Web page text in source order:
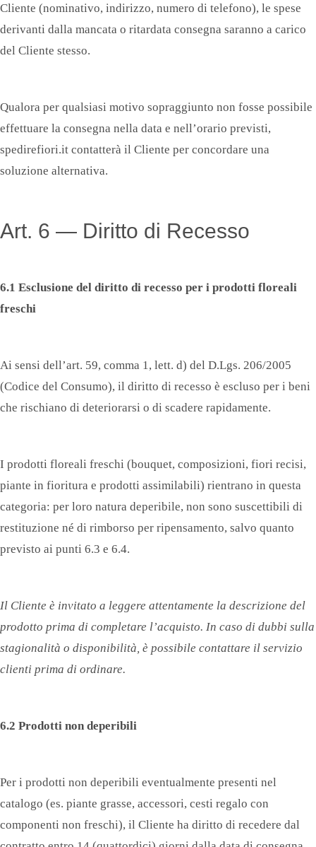
Cliente (nominativo, indirizzo, numero di telefono), le spese
derivanti dalla mancata o ritardata consegna saranno a carico
del Cliente stesso.
Qualora per qualsiasi motivo sopraggiunto non fosse possibile
effettuare la consegna nella data e nell’orario previsti,
spedirefiori.it contatterà il Cliente per concordare una
soluzione alternativa.
Art. 6 — Diritto di Recesso
6.1 Esclusione del diritto di recesso per i prodotti floreali
freschi
Ai sensi dell’art. 59, comma 1, lett. d) del D.Lgs. 206/2005
(Codice del Consumo), il diritto di recesso è escluso per i beni
che rischiano di deteriorarsi o di scadere rapidamente.
I prodotti floreali freschi (bouquet, composizioni, fiori recisi,
piante in fioritura e prodotti assimilabili) rientrano in questa
categoria: per loro natura deperibile, non sono suscettibili di
restituzione né di rimborso per ripensamento, salvo quanto
previsto ai punti 6.3 e 6.4.
Il Cliente è invitato a leggere attentamente la descrizione del
prodotto prima di completare l’acquisto. In caso di dubbi sulla
stagionalità o disponibilità, è possibile contattare il servizio
clienti prima di ordinare.
6.2 Prodotti non deperibili
Per i prodotti non deperibili eventualmente presenti nel
catalogo (es. piante grasse, accessori, cesti regalo con
componenti non freschi), il Cliente ha diritto di recedere dal